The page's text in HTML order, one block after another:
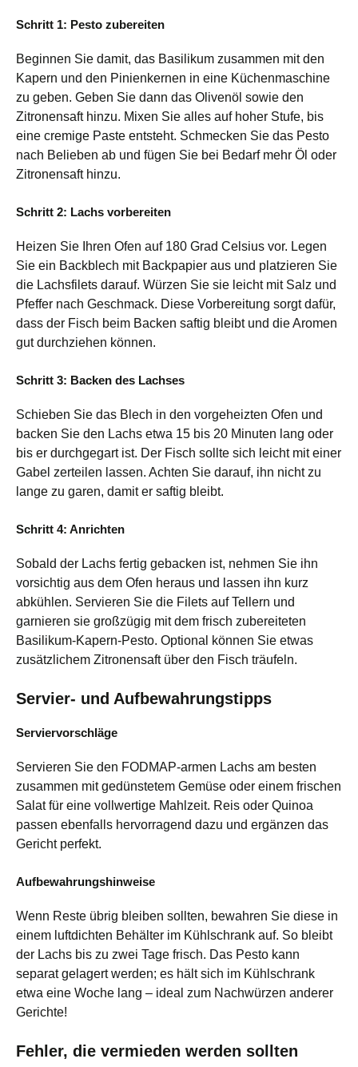
Schritt 1: Pesto zubereiten
Beginnen Sie damit, das Basilikum zusammen mit den
Kapern und den Pinienkernen in eine Küchenmaschine
zu geben. Geben Sie dann das Olivenöl sowie den
Zitronensaft hinzu. Mixen Sie alles auf hoher Stufe, bis
eine cremige Paste entsteht. Schmecken Sie das Pesto
nach Belieben ab und fügen Sie bei Bedarf mehr Öl oder
Zitronensaft hinzu.
Schritt 2: Lachs vorbereiten
Heizen Sie Ihren Ofen auf 180 Grad Celsius vor. Legen
Sie ein Backblech mit Backpapier aus und platzieren Sie
die Lachsfilets darauf. Würzen Sie sie leicht mit Salz und
Pfeffer nach Geschmack. Diese Vorbereitung sorgt dafür,
dass der Fisch beim Backen saftig bleibt und die Aromen
gut durchziehen können.
Schritt 3: Backen des Lachses
Schieben Sie das Blech in den vorgeheizten Ofen und
backen Sie den Lachs etwa 15 bis 20 Minuten lang oder
bis er durchgegart ist. Der Fisch sollte sich leicht mit einer
Gabel zerteilen lassen. Achten Sie darauf, ihn nicht zu
lange zu garen, damit er saftig bleibt.
Schritt 4: Anrichten
Sobald der Lachs fertig gebacken ist, nehmen Sie ihn
vorsichtig aus dem Ofen heraus und lassen ihn kurz
abkühlen. Servieren Sie die Filets auf Tellern und
garnieren sie großzügig mit dem frisch zubereiteten
Basilikum-Kapern-Pesto. Optional können Sie etwas
zusätzlichem Zitronensaft über den Fisch träufeln.
Servier- und Aufbewahrungstipps
Serviervorschläge
Servieren Sie den FODMAP-armen Lachs am besten
zusammen mit gedünstetem Gemüse oder einem frischen
Salat für eine vollwertige Mahlzeit. Reis oder Quinoa
passen ebenfalls hervorragend dazu und ergänzen das
Gericht perfekt.
Aufbewahrungshinweise
Wenn Reste übrig bleiben sollten, bewahren Sie diese in
einem luftdichten Behälter im Kühlschrank auf. So bleibt
der Lachs bis zu zwei Tage frisch. Das Pesto kann
separat gelagert werden; es hält sich im Kühlschrank
etwa eine Woche lang – ideal zum Nachwürzen anderer
Gerichte!
Fehler, die vermieden werden sollten